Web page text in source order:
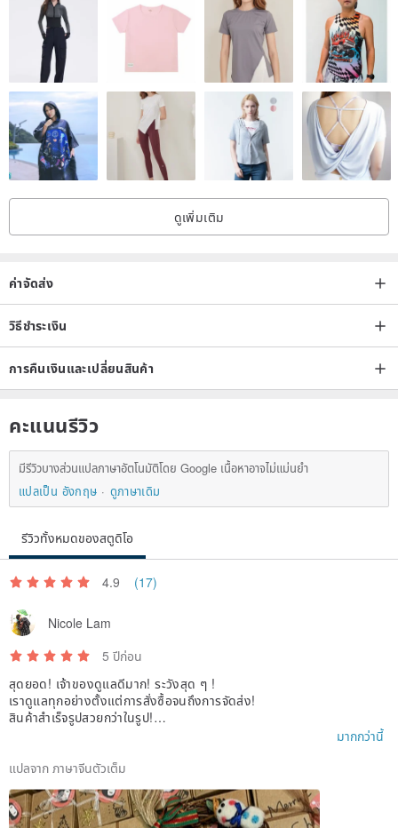
ดูเพิ่มเติม
ค่าจัดส่ง
วิธีชำระเงิน
การคืนเงินและเปลี่ยนสินค้า
คะแนนรีวิว
มีรีวิวบางส่วนแปลภาษาอัตโนมัติโดย Google เนื้อหาอาจไม่แม่นยำ
แปลเป็น อังกฤษ
ดูภาษาเดิม
รีวิวทั้งหมดของสตูดิโอ
4.9 (17)
Nicole Lam
5 ปีก่อน
สุดยอด! เจ้าของดูแลดีมาก! ระวังสุด ๆ !
เราดูแลทุกอย่างตั้งแต่การสั่งซื้อจนถึงการจัดส่ง!
สินค้าสำเร็จรูปสวยกว่าในรูป!
มากกว่านี้
แปลจาก ภาษาจีนตัวเต็ม